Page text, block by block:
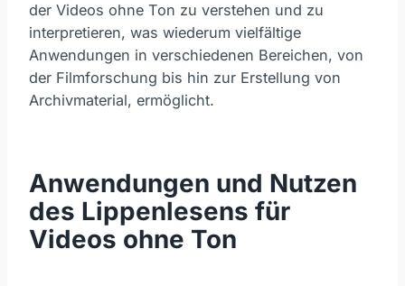
der Videos ohne Ton zu verstehen und zu
interpretieren, was wiederum vielfältige
Anwendungen in verschiedenen Bereichen, von
der Filmforschung bis hin zur Erstellung von
Archivmaterial, ermöglicht.
Anwendungen und Nutzen
des Lippenlesens für
Videos ohne Ton